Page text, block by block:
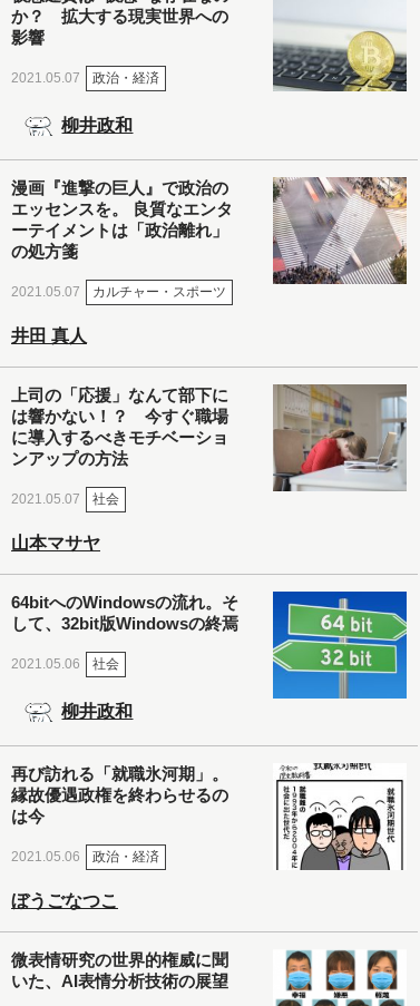
か？ 拡大する現実世界への
影響
2021.05.07 政治・経済
柳井政和
漫画『進撃の巨人』で政治の
エッセンスを。 良質なエンタ
ーテイメントは「政治離れ」
の処方箋
2021.05.07 カルチャー・スポーツ
井田 真人
上司の「応援」なんて部下に
は響かない！？ 今すぐ職場
に導入するべきモチベーショ
ンアップの方法
2021.05.07 社会
山本マサヤ
64bitへのWindowsの流れ。そ
して、32bit版Windowsの終焉
2021.05.06 社会
柳井政和
再び訪れる「就職氷河期」。
縁故優遇政権を終わらせるの
は今
2021.05.06 政治・経済
ぼうごなつこ
微表情研究の世界的権威に聞
いた、AI表情分析技術の展望